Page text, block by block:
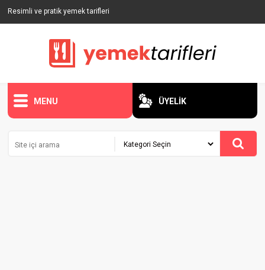
Resimli ve pratik yemek tarifleri
MENU ÜYELİK